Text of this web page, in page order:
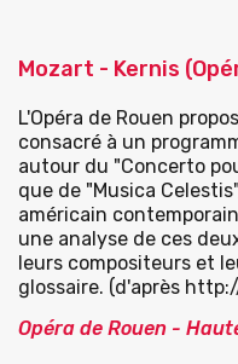
Mozart - Kernis
L'Opéra de Rouen
consacré à un
autour du "Concerto
que de "Musica
américain
une analyse de ces
leurs compositeurs et
glossaire. (d'après
Opéra de Rouen -